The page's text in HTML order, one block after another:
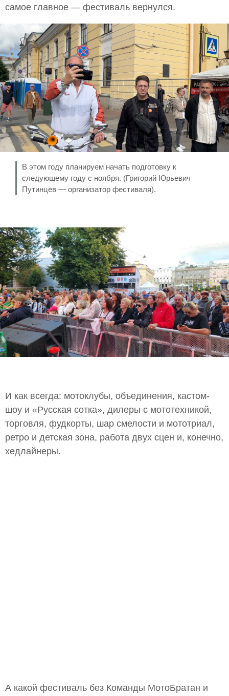
самое главное — фестиваль вернулся.
В этом году планируем начать подготовку к
следующему году с ноября. (Григорий Юрьевич
Путинцев — организатор фестиваля).
И как всегда: мотоклубы, объединения, кастом-
шоу и «Русская сотка», дилеры с мототехникой,
торговля, фудкорты, шар смелости и мототриал,
ретро и детская зона, работа двух сцен и, конечно,
хедлайнеры.
А какой фестиваль без Команды МотоБратан и